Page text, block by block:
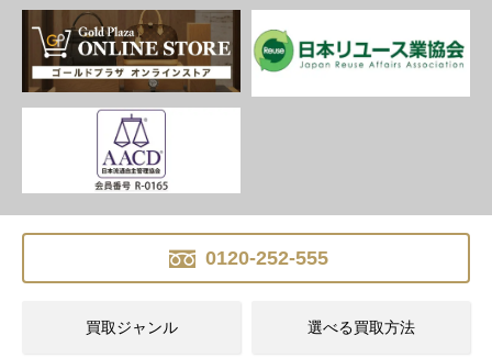
0120-252-555
買取ジャンル 選べる買取方法